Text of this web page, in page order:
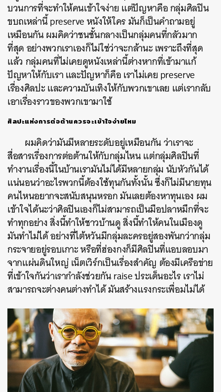
บวนการที่จะทำให้คนเข้าใจง่ายแต่ปัญหาคือกลุ่มศิลปิน
ขบถเหล่านี้preserveหนังให้ใครมันก็เป็นคำถามอยู่
เหมือนกันผมคิดว่าชนชั้นกลางเป็นกลุ่มคนที่กลัวมาก
ที่สุดอย่างพวกเราเองก็ไม่ใช่ว่าจะกล้านะเพราะถึงที่สุด
แล้ว กลุ่มคนที่ไม่เคยดูหนังเหล่านี้ต่างหากที่เข้ามาแก้
ปัญหาให้กับเราและปัญหาก็คือเราไม่เคยpreserve
เรื่องศิลปะและความบันเทิงให้กับพวกเขาเลย แต่เรากลับ
เอาเรื่องราวของพวกเขามาใช้
ศิลปะแห่งการต่อต้านควรจะเข้าใจง่ายไหม
ผมคิดว่ามันมีหลายระดับอยู่เหมือนกันว่าเราจะ
สื่อสารเรื่องการต่อต้านให้กับกลุ่มไหนแต่กลุ่มศิลปินที่
ทำงานเรื่องนี้ในบ้านเรามันไม่ได้มีหลายกลุ่มนับหัวกันได้
แน่นอนว่าอะไรพวกนี้ต้องใช้ทุนกันทั้งนั้นซึ่งก็ไม่มีนายทุน
คนไหนอยากจะสนับสนุนหรอกมันเลยต้องหาทุนเอง ผม
เข้าใจได้นะว่าศิลปินเองก็ไม่สามารถเป็นมือปลาหมึกที่จะ
ทำทุกอย่างสิ่งนี้ทำให้ชาวบ้านดูสิ่งนี้ทำให้คนในเมืองดู
มันทำไม่ได้อย่างที่ไต้หวันมีกลุ่มละครอยู่สองพันกว่ากลุ่ม
กระจายอยู่รอบเกาะหรือที่ฮ่องกงก็มีศิลปินที่แอบลอบมา
จากแผ่นดินใหญ่เน็ตเวิร์กเป็นเรื่องสำคัญ ต้องมีเครือข่าย
ที่เข้าใจกันว่าเรากำลังช่วยกันraiseประเด็นอะไรเราไม่
สามารถจะต่างคนต่างทำได้มันสร้างแรงกระเพื่อมไม่ได้